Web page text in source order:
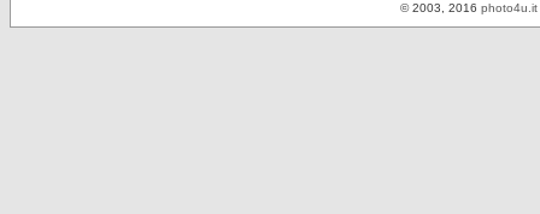
© 2003, 2016 photo4u.it